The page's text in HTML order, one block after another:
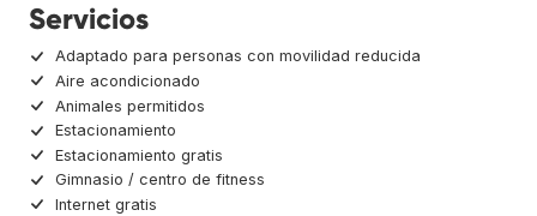
Servicios
Adaptado para personas con movilidad reducida
Aire acondicionado
Animales permitidos
Estacionamiento
Estacionamiento gratis
Gimnasio / centro de fitness
Internet gratis